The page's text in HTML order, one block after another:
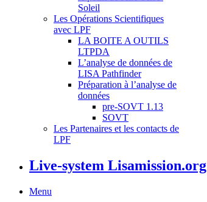
Soleil
Les Opérations Scientifiques
avec LPF
LA BOITE A OUTILS
LTPDA
L’analyse de données de
LISA Pathfinder
Préparation à l’analyse de
données
pre-SOVT 1.13
SOVT
Les Partenaires et les contacts de
LPF
Live-system Lisamission.org
Menu